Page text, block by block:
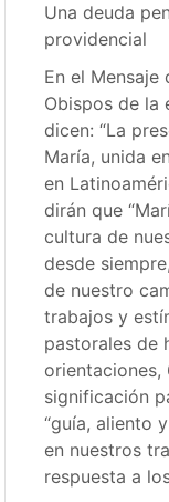
Una deuda
providencial
En el
Obispos de la
dicen: “La
María, unida
en
dirán que
cultura de
desde
de nuestro
trabajos y
pastorales de
orientaciones,
significación
“guía, aliento
en nuestros
respuesta a